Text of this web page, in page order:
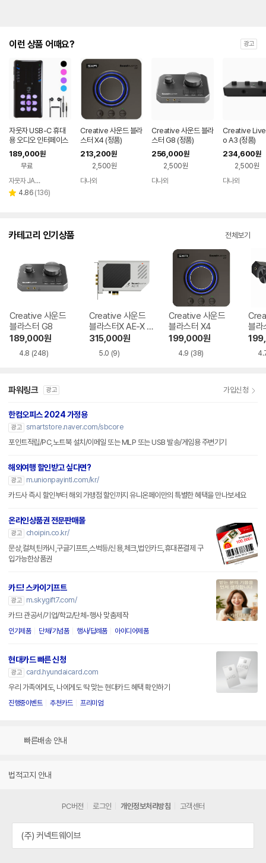
이런 상품 어때요? 광고
자웃자 USB-C 휴대
용 오디오 인터페이스
189,000원
무료
페이
자웃자 JAUTJA
별 4.86 리
(136)
Creative 사운드 블라
스터 X4 (정품)
213,200원
2,500원
다나와
Creative 사운드 블라
스터 G8 (정품)
256,000원
2,500원
다나와
Creative
o A3 (정품)
234,600원
2,500원
다나와
카테고리 인기상품 전체보기
Creative 사운드
블라스터 G8
189,000원
4.8 (248)
Creative 사운드
블라스터X AE-X P
CI-e
315,000원
5.0 (9)
Creative 사운드
블라스터 X4
199,000원
4.9 (38)
블라
파워링크 광고 가입신청
한컴오피스 2024 가정용
광고 smartstore.naver.com/sbcore
포인트적립/PC,노트북 설치/이메일 또는 MLP 또는 USB 발송/게임용 주변기기
해외여행 할인받고 싶다면?
광고
m.unionpayintl.com/kr/
카드사 즉시 할인부터 해외 가맹점 할인까지 유니온페이만의 특별한 혜택을 만나보세요
온라인상품권 전문판매몰
광고
choipin.co.kr/
문상,컬쳐,틴캐시,구글기프트,스벅등/신용,체크,법인카드,휴대폰결제 구
입가능한상품권
카드! 스카이기프트
광고
m.skygift7.com/
카드! 관공서/기업/학교/단체-행사 맞춤제작
인기제품 단체/기념품 행사/답례품 아이디어제품
현대카드 빠른 신청
광고
card.hyundaicard.com
우리 가족에게도, 나에게도 딱 맞는 현대카드 혜택 확인하기
진행중이벤트 추천카드 프리미엄
빠른배송 안내
법적고지 안내
PC버전 로그인 개인정보처리방침 고객센터
(주) 커넥트웨이브